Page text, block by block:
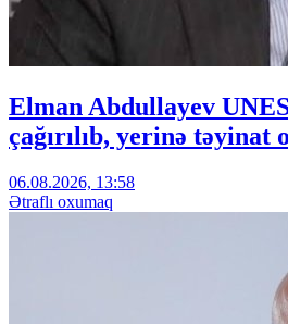
Elman Abdullayev
çağırılıb, yerinə təyinat
06.08.2026, 13:58
Ətraflı oxumaq